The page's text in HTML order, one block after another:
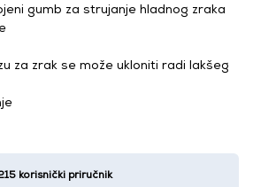
gumb za strujanje hladnog zraka
za zrak se može ukloniti radi lakšeg
korisnički priručnik